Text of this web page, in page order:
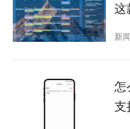
这
新
怎
支